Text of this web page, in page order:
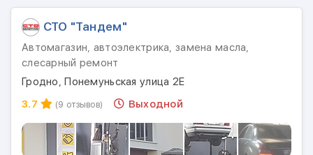
СТО "Тандем"
Автомагазин, автоэлектрика, замена масла,
слесарный ремонт
Гродно, Понемуньская улица 2Е
3.7
(9 отзывов) Выходной